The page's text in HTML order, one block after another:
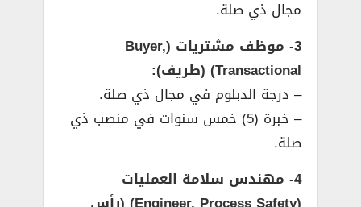
مجال ذي صلة.
3- موظف مشتريات (Buyer,
Transactional) (طريف):
– درجة الدبلوم في مجال ذي صلة.
– خبرة (5) خمس سنوات في منصب ذي
صلة.
4- مهندس سلامة العمليات